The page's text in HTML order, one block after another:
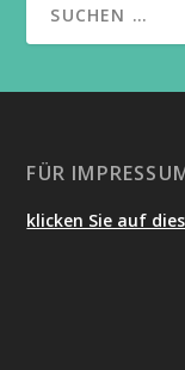
FÜR
klicken Sie auf